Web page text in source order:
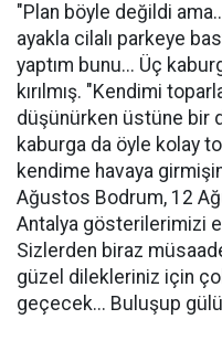
"Plan böyle değildi
ayakla cilalı parkeye
yaptım bunu... Üç
kırılmış. "Kendimi
düşünürken üstüne bir
kaburga da öyle kolay
kendime havaya
Ağustos Bodrum, 12
Antalya gösterilerimizi
Sizlerden biraz
güzel dilekleriniz için
geçecek... Buluşup